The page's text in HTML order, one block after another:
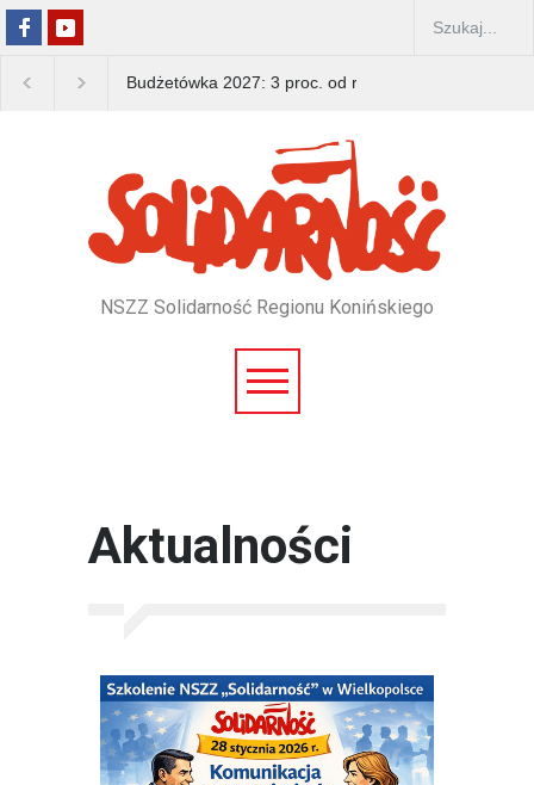
Budżetówka 2027: 3 proc. od rządu, 15 proc. od
NSZZ Solidarność Regionu Konińskiego
Aktualności